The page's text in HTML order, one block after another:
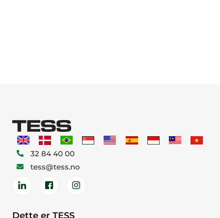
32 84 40 00
tess@tess.no
Dette er TESS